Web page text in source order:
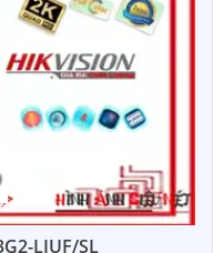
LIUF/SL